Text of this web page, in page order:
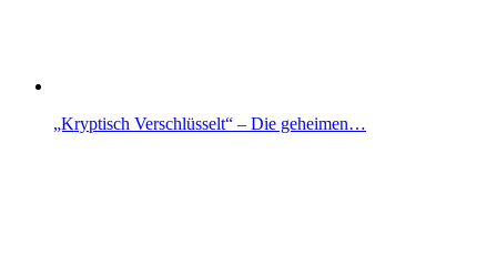
„Kryptisch Verschlüsselt“ – Die geheimen…